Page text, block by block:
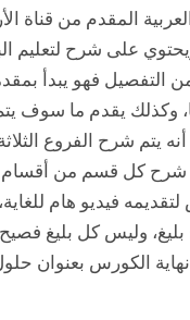
المقدم من قناة
ويحتوي على شرح لتعليم
التفصيل فهو يبدأ
وكذلك يقدم ما سوف
يتم شرح الفروع الثلاثة
شرح كل قسم من أقسام
فيديو هام
وليس كل بليغ
الكورس بعنوان